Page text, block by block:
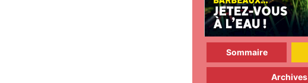
Sommaire
Archives